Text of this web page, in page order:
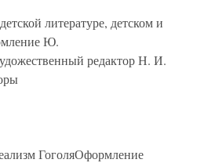
литературе, детском и
Ю.
редактор Н. И.
ГоголяОформление